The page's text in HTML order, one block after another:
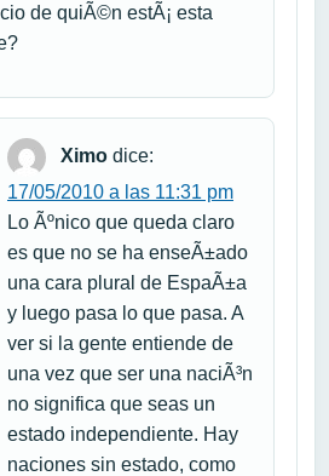
de quiÃ©n estÃ¡ esta
Ximo dice:
17/05/2010 a las 11:31 pm
Lo Ãºnico que queda claro
es que no se ha enseÃ±ado
una cara plural de EspaÃ±a
y luego pasa lo que pasa. A
ver si la gente entiende de
una vez que ser una naciÃ³n
no significa que seas un
estado independiente. Hay
naciones sin estado, como